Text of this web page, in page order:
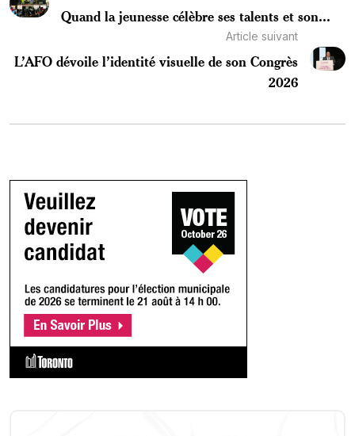
Quand la jeunesse célèbre ses talents et son...
Article suivant
L’AFO dévoile l’identité visuelle de son Congrès
2026